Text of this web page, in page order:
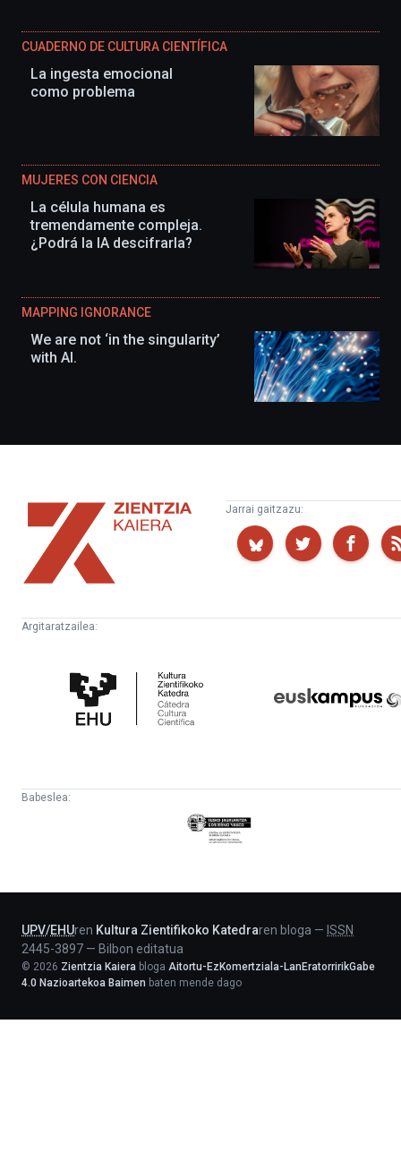
CUADERNO DE CULTURA CIENTÍFICA
La ingesta emocional
como problema
MUJERES CON CIENCIA
La célula humana es
tremendamente compleja.
¿Podrá la IA descifrarla?
MAPPING IGNORANCE
We are not ‘in the singularity’
with AI.
Zientzia
Kaiera
Jarrai gaitzazu:
Argitaratzailea:
Zientifikoko
Katedra
Babeslea:
Eusko
Jaurlaritza
UPV/EHUren Kultura Zientifikoko Katedraren bloga — ISSN
2445-3897 — Bilbon editatua
© 2026 Zientzia Kaiera bloga Aitortu-EzKomertziala-LanEratorririkGabe
4.0 Nazioartekoa Baimen baten mende dago